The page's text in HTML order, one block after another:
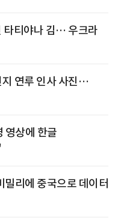
타티야나 김… 우크라
지 연루 인사 사진…
영상에 한글
리에 중국으로 데이터